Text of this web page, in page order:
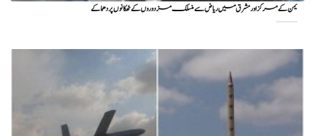
یمن کے مرکز اور مشرق میں ریاض سے منسلک مزدوروں کے ٹھکانوں پر دھماکے